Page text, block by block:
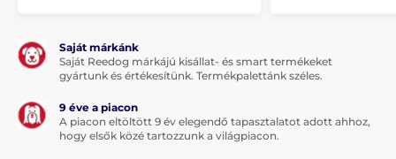
Saját márkánk
Saját Reedog márkájú kisállat- és smart termékeket
gyártunk és értékesítünk. Termékpalettánk széles.
9 éve a piacon
A piacon eltöltött 9 év elegendő tapasztalatot adott ahhoz,
hogy elsők közé tartozzunk a világpiacon.